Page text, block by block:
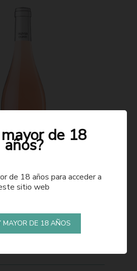
de 18
años?
de 18 años para acceder a
sitio web
MAYOR DE 18 AÑOS